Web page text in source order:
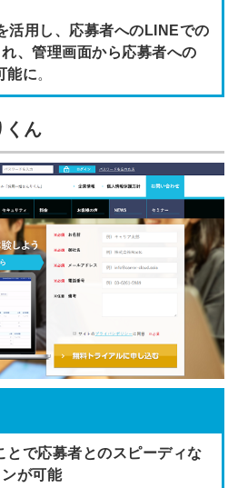
活用し、応募者へのLINEでの
、管理画面から応募者への
能に。
くん
とで応募者とのスピーディな
が可能